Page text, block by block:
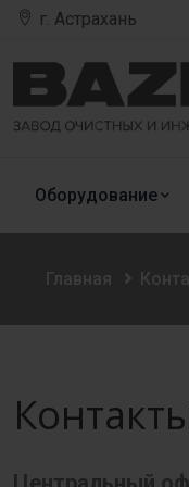
г. Астрахань
Оборудование
Главная